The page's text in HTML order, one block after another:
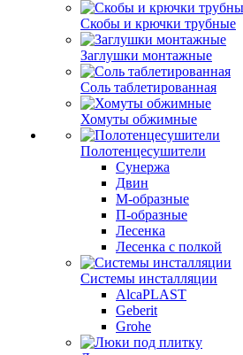
Скобы и крючки трубные
Заглушки монтажные
Соль таблетированная
Хомуты обжимные
Полотенцесушители
Сунержа
Двин
М-образные
П-образные
Лесенка
Лесенка с полкой
Системы инсталляции
AlcaPLAST
Geberit
Grohe